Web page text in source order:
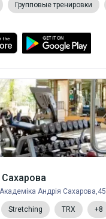
Групповые тренировки
Андрія Сахарова,45
Stretching TRX +8